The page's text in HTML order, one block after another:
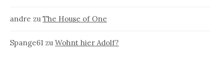
andre zu The House of One
Spange61 zu Wohnt hier Adolf?